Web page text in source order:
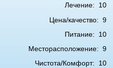
Лечение:
10
Цена/качество: 9
Питание:
10
Месторасположение: 9
Чистота/Комфорт:
10